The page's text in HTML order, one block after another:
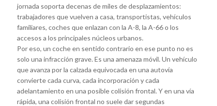
jornada soporta decenas de miles de desplazamientos:
trabajadores que vuelven a casa, transportistas, vehículos
familiares, coches que enlazan con la A-8, la A-66 o los
accesos a los principales núcleos urbanos.
Por eso, un coche en sentido contrario en ese punto no es
solo una infracción grave. Es una amenaza móvil. Un vehículo
que avanza por la calzada equivocada en una autovía
convierte cada curva, cada incorporación y cada
adelantamiento en una posible colisión frontal. Y en una vía
rápida, una colisión frontal no suele dar segundas